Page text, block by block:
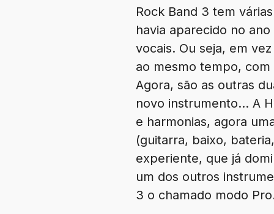
Rock Band 3 tem
havia aparecido no
vocais. Ou seja, em
ao mesmo tempo,
Agora, são as outras
novo instrumento… A
e harmonias, agora
(guitarra, baixo,
experiente, que já
um dos outros
3 o chamado modo